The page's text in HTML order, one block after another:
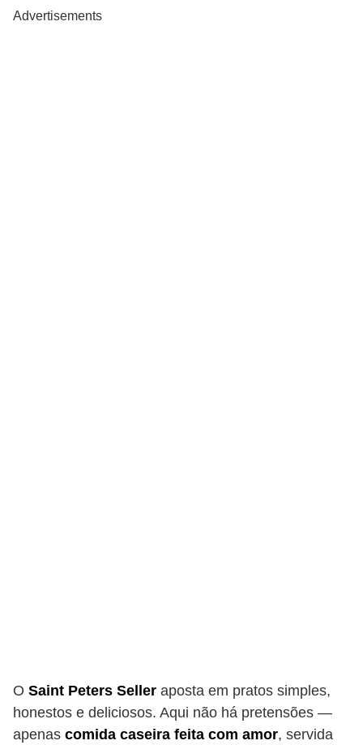
Advertisements
O Saint Peters Seller aposta em pratos simples,
honestos e deliciosos. Aqui não há pretensões —
apenas comida caseira feita com amor, servida